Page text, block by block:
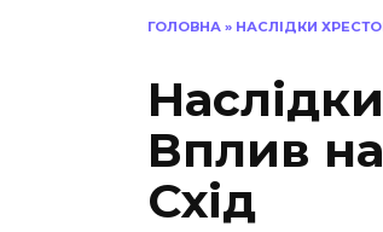
ГОЛОВНА » НАСЛІДКИ
Вплив
Схід